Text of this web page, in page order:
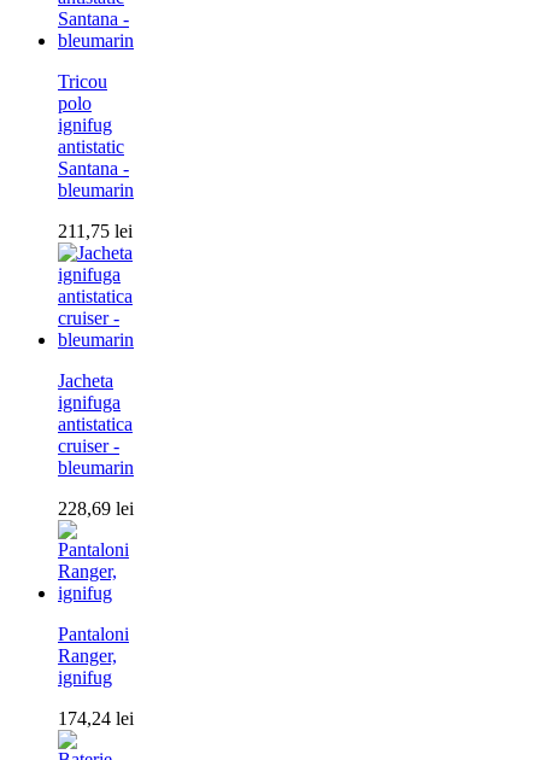
Tricou
polo
ignifug
antistatic
Santana -
bleumarin
211,75 lei
Jacheta
ignifuga
antistatica
cruiser -
bleumarin
228,69 lei
Pantaloni
Ranger,
ignifug
174,24 lei